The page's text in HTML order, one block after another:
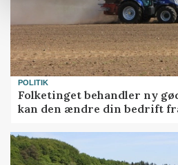
POLITIK
Folketinget behandler ny
kan den ændre din bedrift